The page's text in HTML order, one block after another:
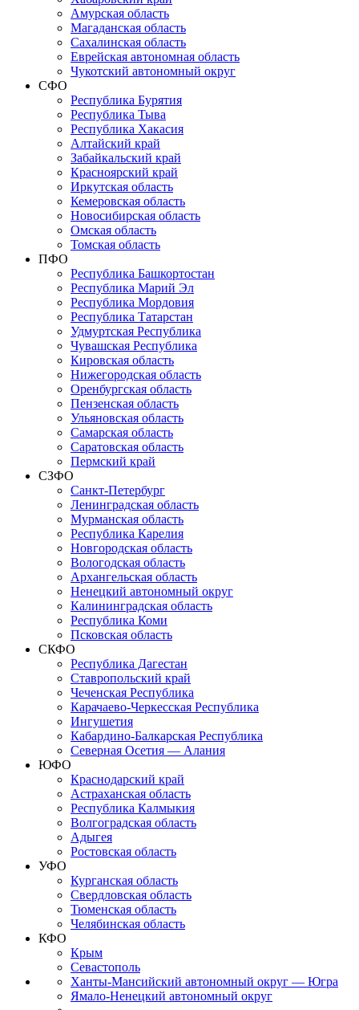
Амурская область
Магаданская область
Сахалинская область
Еврейская автономная область
Чукотский автономный округ
СФО
Республика Бурятия
Республика Тыва
Республика Хакасия
Алтайский край
Забайкальский край
Красноярский край
Иркутская область
Кемеровская область
Новосибирская область
Омская область
Томская область
ПФО
Республика Башкортостан
Республика Марий Эл
Республика Мордовия
Республика Татарстан
Удмуртская Республика
Чувашская Республика
Кировская область
Нижегородская область
Оренбургская область
Пензенская область
Ульяновская область
Самарская область
Саратовская область
Пермский край
СЗФО
Санкт-Петербург
Ленинградская область
Мурманская область
Республика Карелия
Новгородская область
Вологодская область
Архангельская область
Ненецкий автономный округ
Калининградская область
Республика Коми
Псковская область
СКФО
Республика Дагестан
Ставропольский край
Чеченская Республика
Карачаево-Черкесская Республика
Ингушетия
Кабардино-Балкарская Республика
Северная Осетия — Алания
ЮФО
Краснодарский край
Астраханская область
Республика Калмыкия
Волгоградская область
Адыгея
Ростовская область
УФО
Курганская область
Свердловская область
Тюменская область
Челябинская область
КФО
Крым
Севастополь
Ханты-Мансийский автономный округ — Югра
Ямало-Ненецкий автономный округ